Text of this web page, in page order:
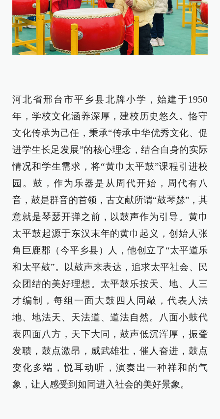
河北省邢台市平乡县北牌小学 ，始建于1950
年，学校文化涵养深厚，建校历史悠久。恪守
文化传承为己任，秉承“传承中华优秀文化、促
进学生长足发展”的核心理念，结合自身的实际
情况和学生需求，将“黄巾太平鼓”课程引进校
园。鼓，作为乐器是从周代开始，周代有八
音，鼓是群音的首领，古文献所谓“鼓琴瑟”，其
意就是琴瑟开弹之前，以鼓声作为引导。黄巾
太平鼓起源于东汉末年的黄巾起义，创始人张
角巨鹿郡（今平乡县）人，他创立了“太平道乐
和太平鼓”。以鼓声来表达，追求太平社会、民
众团结的美好理想。太平鼓乐按天、地、人三
才编制，每组一面大鼓四人同敲，代表人法
地、地法天、天法道、道法自然。八面小鼓代
表四面八方，天下大同，鼓声低沉浑厚，振聋
发聩，鼓点激昂，威武雄壮，催人奋进，鼓点
变化多端，悦耳动听，演奏出一种祥和的气
象，让人感受到如同进入社会的美好景象。